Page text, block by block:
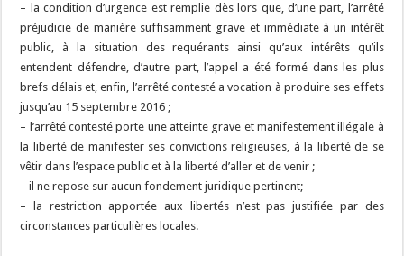
– la condition d’urgence est remplie dès lors que, d’une part, l’arrêté
préjudicie de manière suffisamment grave et immédiate à un intérêt
public, à la situation des requérants ainsi qu’aux intérêts qu’ils
entendent défendre, d’autre part, l’appel a été formé dans les plus
brefs délais et, enfin, l’arrêté contesté a vocation à produire ses effets
jusqu’au 15 septembre 2016 ;
– l’arrêté contesté porte une atteinte grave et manifestement illégale à
la liberté de manifester ses convictions religieuses, à la liberté de se
vêtir dans l’espace public et à la liberté d’aller et de venir ;
– il ne repose sur aucun fondement juridique pertinent;
– la restriction apportée aux libertés n’est pas justifiée par des
circonstances particulières locales.